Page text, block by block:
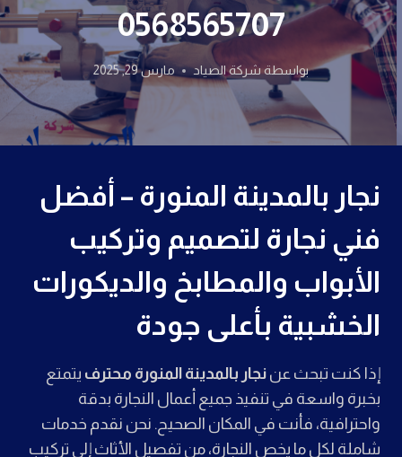
0568565707
بواسطةشركة الصياد مارس 29, 2025
نجار بالمدينة المنورة – أفضل
فني نجارة لتصميم وتركيب
الأبواب والمطابخ والديكورات
الخشبية بأعلى جودة
إذا كنت تبحث عن نجار بالمدينة المنورة محترف يتمتع
بخبرة واسعة في تنفيذ جميع أعمال النجارة بدقة
واحترافية، فأنت في المكان الصحيح. نحن نقدم خدمات
شاملة لكل ما يخص النجارة، من تفصيل الأثاث إلى تركيب